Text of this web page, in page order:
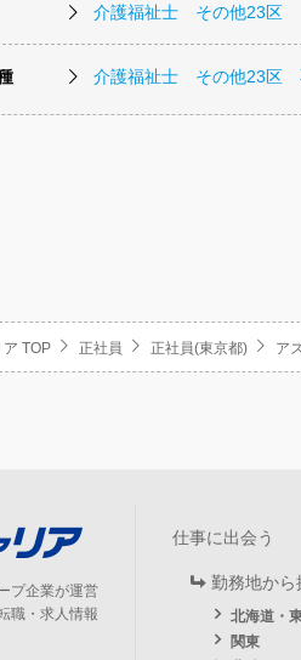
介護福祉士 その他23区
介護福祉士 その他23区
TOP 正社員 正社員(東京都) ア
プ企業が運営
職・求人情報
仕事に出会う
勤務地から
北海道・
関東